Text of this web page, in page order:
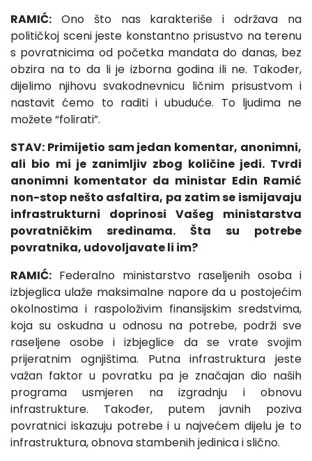
RAMIĆ: Ono što nas karakteriše i održava na
političkoj sceni jeste konstantno prisustvo na terenu
s povratnicima od početka mandata do danas, bez
obzira na to da li je izborna godina ili ne. Također,
dijelimo njihovu svakodnevnicu ličnim prisustvom i
nastavit ćemo to raditi i ubuduće. To ljudima ne
možete “folirati”.
STAV: Primijetio sam jedan komentar, anonimni,
ali bio mi je zanimljiv zbog količine jedi. Tvrdi
anonimni komentator da ministar Edin Ramić
non-stop nešto asfaltira, pa zatim se ismijavaju
infrastrukturni doprinosi Vašeg ministarstva
povratničkim sredinama. Šta su potrebe
povratnika, udovoljavate li im?
RAMIĆ: Federalno ministarstvo raseljenih osoba i
izbjeglica ulaže maksimalne napore da u postojećim
okolnostima i raspoloživim finansijskim sredstvima,
koja su oskudna u odnosu na potrebe, podrži sve
raseljene osobe i izbjeglice da se vrate svojim
prijeratnim ognjištima. Putna infrastruktura jeste
važan faktor u povratku pa je značajan dio naših
programa usmjeren na izgradnju i obnovu
infrastrukture. Također, putem javnih poziva
povratnici iskazuju potrebe i u najvećem dijelu je to
infrastruktura, obnova stambenih jedinica i slično.